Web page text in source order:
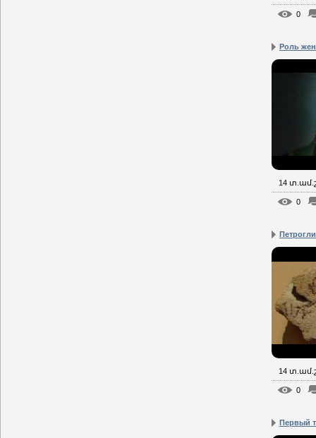
0
Роль
14
0
14
0
Первый